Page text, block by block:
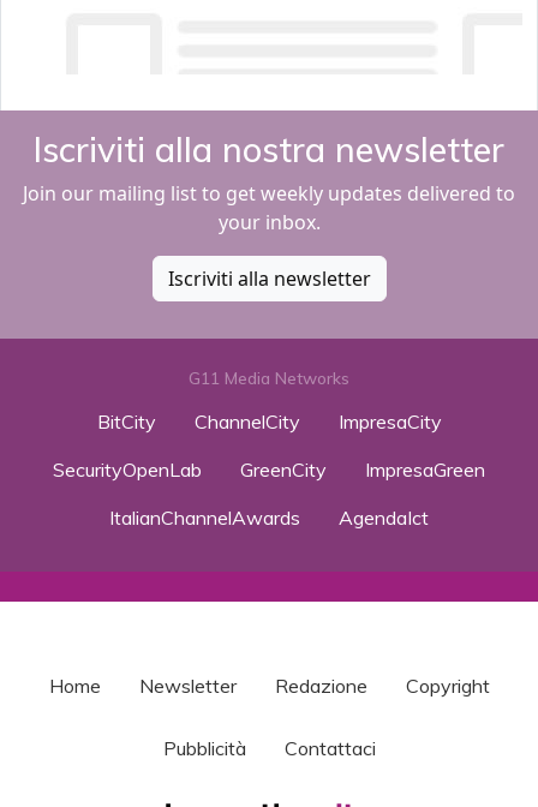
Iscriviti alla nostra newsletter
Join our mailing list to get weekly updates delivered to
your inbox.
Iscriviti alla newsletter
G11 Media Networks
BitCity ChannelCity
ImpresaCity
SecurityOpenLab
GreenCity
ImpresaGreen
ItalianChannelAwards
AgendaIct
Home Newsletter Redazione Copyright
Pubblicità Contattaci